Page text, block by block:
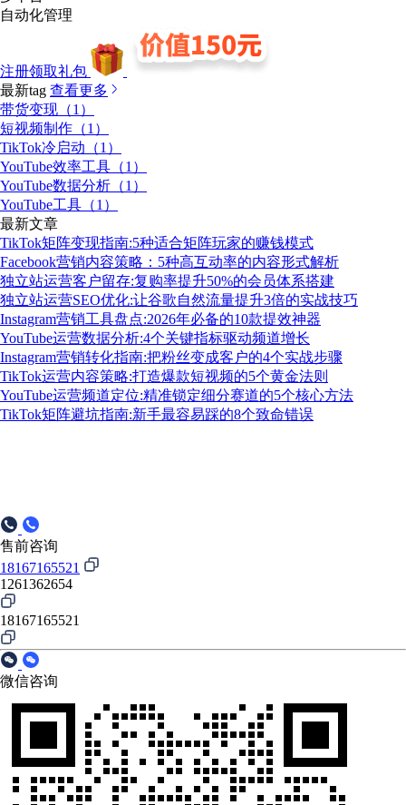
自动化管理
注册领取礼包
最新tag 查看更多
带货变现（1）
短视频制作（1）
TikTok冷启动（1）
YouTube效率工具（1）
YouTube数据分析（1）
YouTube工具（1）
最新文章
TikTok矩阵变现指南:5种适合矩阵玩家的赚钱模式
Facebook营销内容策略：5种高互动率的内容形式解析
独立站运营客户留存:复购率提升50%的会员体系搭建
独立站运营SEO优化:让谷歌自然流量提升3倍的实战技巧
Instagram营销工具盘点:2026年必备的10款提效神器
YouTube运营数据分析:4个关键指标驱动频道增长
Instagram营销转化指南:把粉丝变成客户的4个实战步骤
TikTok运营内容策略:打造爆款短视频的5个黄金法则
YouTube运营频道定位:精准锁定细分赛道的5个核心方法
TikTok矩阵避坑指南:新手最容易踩的8个致命错误
售前咨询
18167165521
1261362654
18167165521
微信咨询